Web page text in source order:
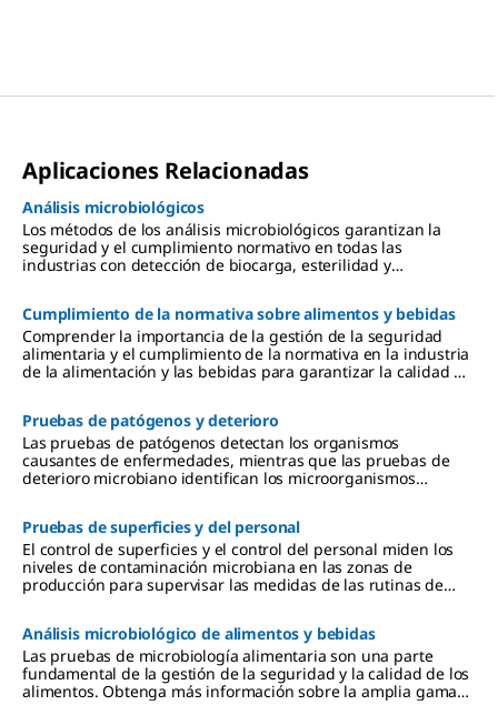
Aplicaciones Relacionadas
Análisis microbiológicos
Los métodos de los análisis microbiológicos garantizan la
seguridad y el cumplimiento normativo en todas las
industrias con detección de biocarga, esterilidad y
Cumplimiento de la normativa sobre alimentos y bebidas
Comprender la importancia de la gestión de la seguridad
alimentaria y el cumplimiento de la normativa en la industria
de la alimentación y las bebidas para garantizar la calidad y
Pruebas de patógenos y deterioro
Las pruebas de patógenos detectan los organismos
causantes de enfermedades, mientras que las pruebas de
deterioro microbiano identifican los microorganismos
Pruebas de superficies y del personal
El control de superficies y el control del personal miden los
niveles de contaminación microbiana en las zonas de
producción para supervisar las medidas de las rutinas de
Análisis microbiológico de alimentos y bebidas
Las pruebas de microbiología alimentaria son una parte
fundamental de la gestión de la seguridad y la calidad de los
alimentos. Obtenga más información sobre la amplia gama